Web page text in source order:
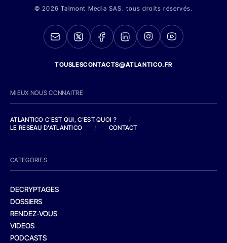
© 2026 Talmont Media SAS. tous droits réservés.
TOUSLESCONTACTS@ATLANTICO.FR
MIEUX NOUS CONNAITRE
ATLANTICO C'EST QUI, C'EST QUOI ?
/
LE RESEAU D'ATLANTICO
/ CONTACT
CATEGORIES
DECRYPTAGES
DOSSIERS
RENDEZ-VOUS
VIDEOS
PODCASTS